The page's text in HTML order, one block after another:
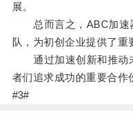
展。
总而言之，ABC加速
队，为初创企业提供了重
通过加速创新和推动
者们追求成功的重要合作
#3#